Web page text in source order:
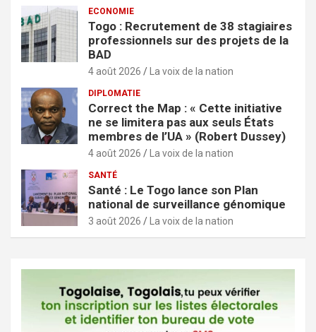
ECONOMIE
Togo : Recrutement de 38 stagiaires
professionnels sur des projets de la
BAD
4 août 2026 La voix de la nation
DIPLOMATIE
Correct the Map : « Cette initiative
ne se limitera pas aux seuls États
membres de l’UA » (Robert Dussey)
4 août 2026 La voix de la nation
SANTÉ
Santé : Le Togo lance son Plan
national de surveillance génomique
3 août 2026 La voix de la nation